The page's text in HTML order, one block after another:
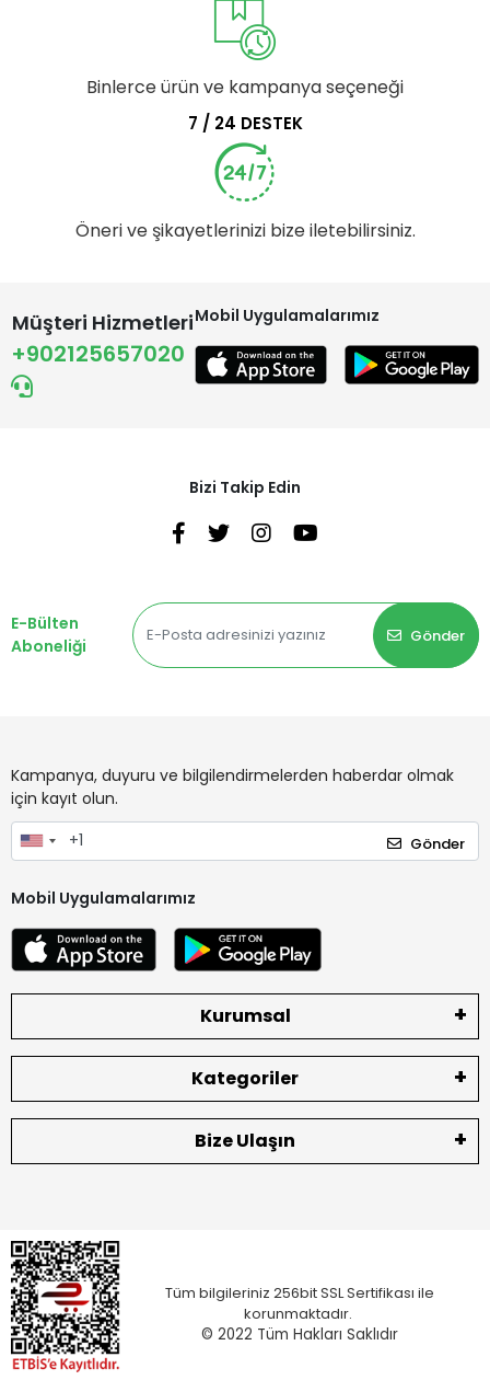
Binlerce ürün ve kampanya seçeneği
7 / 24 DESTEK
Öneri ve şikayetlerinizi bize iletebilirsiniz.
Müşteri Hizmetleri
+902125657020
Mobil Uygulamalarımız
Bizi Takip Edin
E-Bülten
Aboneliği
Gönder
Kampanya, duyuru ve bilgilendirmelerden haberdar olmak
için kayıt olun.
Gönder
Mobil Uygulamalarımız
Kurumsal
Kategoriler
Bize Ulaşın
Tüm bilgileriniz 256bit SSL Sertifikası ile
korunmaktadır.
© 2022 Tüm Hakları Saklıdır